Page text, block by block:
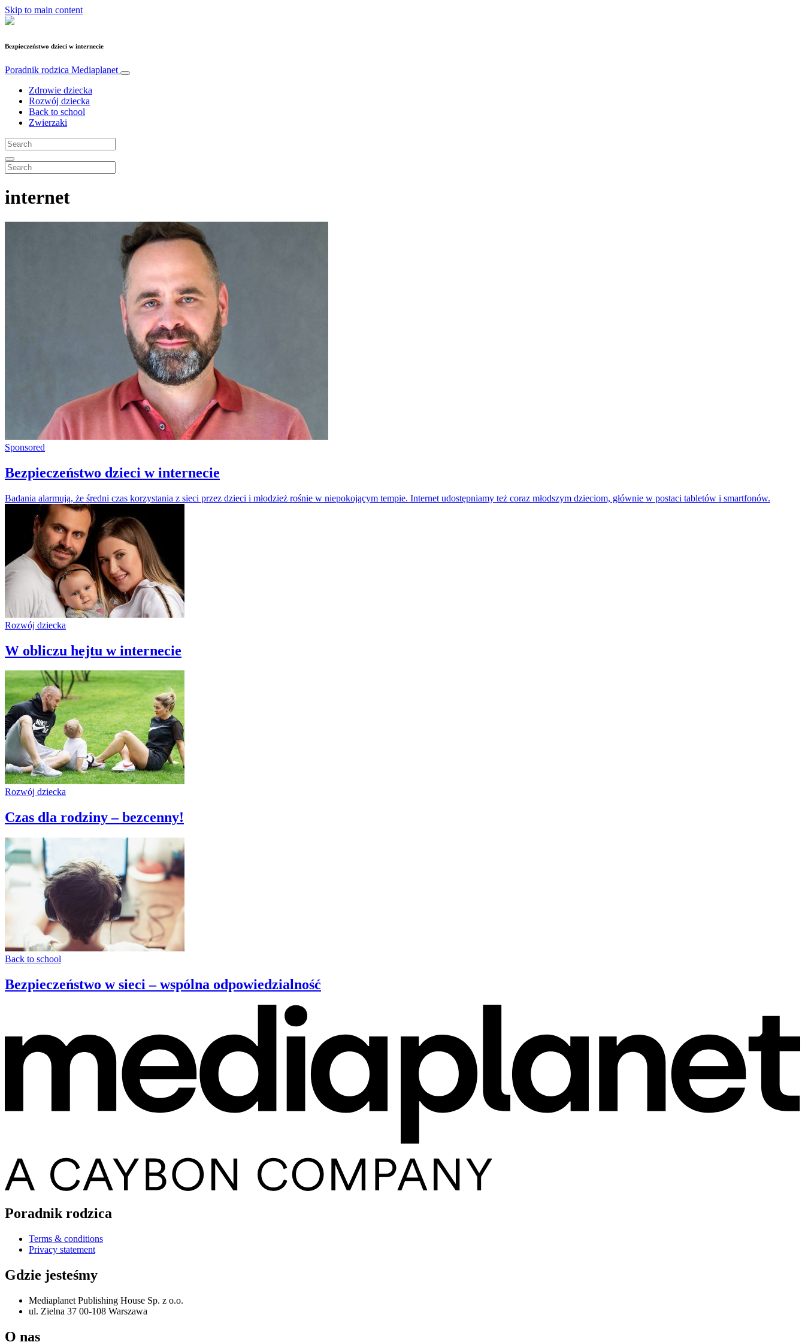
Skip to main content
Bezpieczeństwo dzieci w internecie
Poradnik rodzica Mediaplanet
Zdrowie dziecka
Rozwój dziecka
Back to school
Zwierzaki
internet
Sponsored
Bezpieczeństwo dzieci w internecie
Badania alarmują, że średni czas korzystania z sieci przez dzieci i młodzież rośnie w niepokojącym tempie. Internet udostępniamy też coraz młodszym dzieciom, głównie w postaci tabletów i smartfonów.
Rozwój dziecka
W obliczu hejtu w internecie
Rozwój dziecka
Czas dla rodziny – bezcenny!
Back to school
Bezpieczeństwo w sieci – wspólna odpowiedzialność
Poradnik rodzica
Terms & conditions
Privacy statement
Gdzie jesteśmy
Mediaplanet Publishing House Sp. z o.o.
ul. Zielna 37 00-108 Warszawa
O nas